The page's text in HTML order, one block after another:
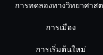
การทดลองทางวิทยาศาส
การเมือง
การเริ่มต้นใหม่